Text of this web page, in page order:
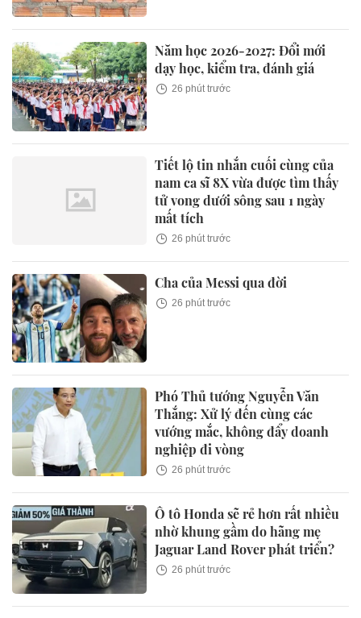
Năm học 2026-2027: Đổi mới
dạy học, kiểm tra, đánh giá
26 phút trước
Tiết lộ tin nhắn cuối cùng của
nam ca sĩ 8X vừa được tìm thấy
tử vong dưới sông sau 1 ngày
mất tích
26 phút trước
Cha của Messi qua đời
26 phút trước
Phó Thủ tướng Nguyễn Văn
Thắng: Xử lý đến cùng các
vướng mắc, không đẩy doanh
nghiệp đi vòng
26 phút trước
Ô tô Honda sẽ rẻ hơn rất nhiều
nhờ khung gầm do hãng mẹ
Jaguar Land Rover phát triển?
26 phút trước